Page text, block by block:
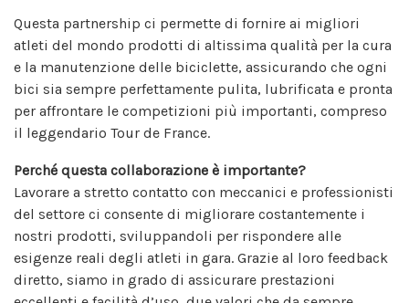
Questa partnership ci permette di fornire ai migliori
atleti del mondo prodotti di altissima qualità per la cura
e la manutenzione delle biciclette, assicurando che ogni
bici sia sempre perfettamente pulita, lubrificata e pronta
per affrontare le competizioni più importanti, compreso
il leggendario Tour de France.
Perché questa collaborazione è importante?
Lavorare a stretto contatto con meccanici e professionisti
del settore ci consente di migliorare costantemente i
nostri prodotti, sviluppandoli per rispondere alle
esigenze reali degli atleti in gara. Grazie al loro feedback
diretto, siamo in grado di assicurare prestazioni